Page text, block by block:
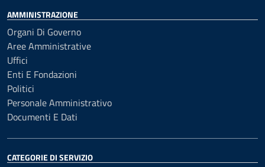
AMMINISTRAZIONE
Organi Di Governo
Aree Amministrative
Uffici
Enti E Fondazioni
Politici
Personale Amministrativo
Documenti E Dati
CATEGORIE DI SERVIZIO